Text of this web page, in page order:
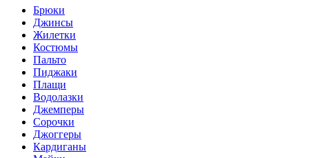
Брюки
Джинсы
Жилетки
Костюмы
Пальто
Пиджаки
Плащи
Водолазки
Джемперы
Сорочки
Джоггеры
Кардиганы